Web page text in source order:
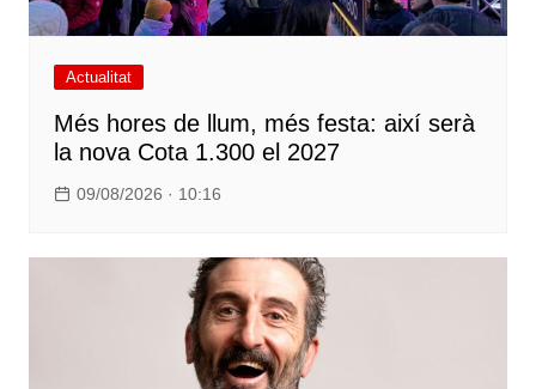
Actualitat
Més hores de llum, més festa: així serà
la nova Cota 1.300 el 2027
09/08/2026 · 10:16